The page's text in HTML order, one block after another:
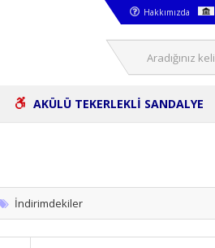
Hakkımızda
AKÜLÜ TEKERLEKLİ SANDALYE
İndirimdekiler